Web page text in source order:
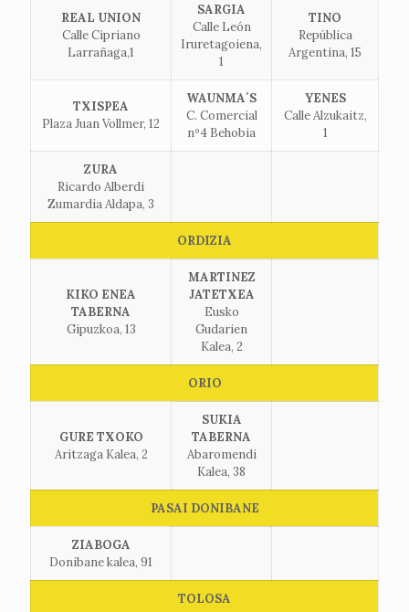
REAL UNION
Calle Cipriano
Larrañaga,1
SARGIA
Calle León
Iruretagoiena,
1
TINO
República
Argentina, 15
TXISPEA
Plaza Juan Vollmer, 12
WAUNMA´S
C. Comercial
nº4 Behobia
YENES
Calle Alzukaitz,
1
ZURA
Ricardo Alberdi
Zumardia Aldapa, 3
ORDIZIA
KIKO ENEA
TABERNA
Gipuzkoa, 13
MARTINEZ
JATETXEA
Eusko
Gudarien
Kalea, 2
ORIO
GURE TXOKO
Aritzaga Kalea, 2
SUKIA
TABERNA
Abaromendi
Kalea, 38
PASAI DONIBANE
ZIABOGA
Donibane kalea, 91
TOLOSA